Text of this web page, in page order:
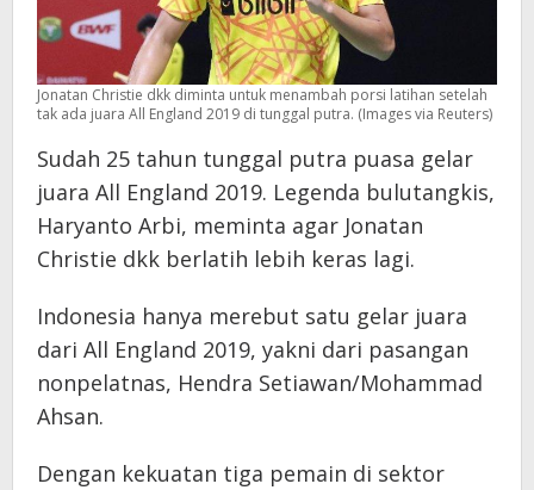
Jonatan Christie dkk diminta untuk menambah porsi latihan setelah
tak ada juara All England 2019 di tunggal putra. (Images via Reuters)
Sudah 25 tahun tunggal putra puasa gelar
juara All England 2019. Legenda bulutangkis,
Haryanto Arbi, meminta agar Jonatan
Christie dkk berlatih lebih keras lagi.
Indonesia hanya merebut satu gelar juara
dari All England 2019, yakni dari pasangan
nonpelatnas, Hendra Setiawan/Mohammad
Ahsan.
Dengan kekuatan tiga pemain di sektor